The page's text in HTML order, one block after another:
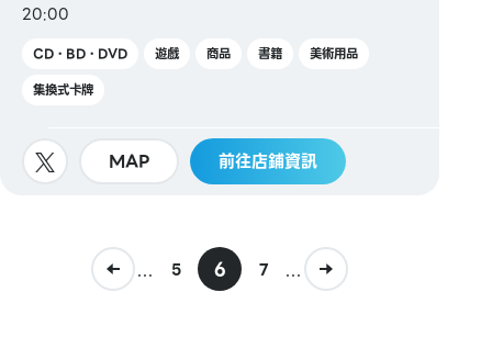
20:00
CD・BD・DVD 遊戲 商品 書籍
美術用品
集換式卡牌
MAP 前往店鋪資訊
... 5 6 7 ...